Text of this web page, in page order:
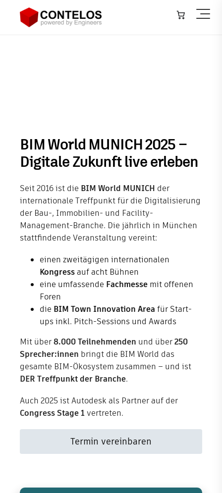
IT-Systeme
Veranstaltungen
Neuigkeiten
Shop
Unternehmen
BIM World MUNICH 2025 –
Digitale Zukunft live erleben
Seit 2016 ist die BIM World MUNICH der
internationale Treffpunkt für die Digitalisierung
der Bau-, Immobilien- und Facility-
Management-Branche. Die jährlich in München
stattfindende Veranstaltung vereint:
einen zweitägigen internationalen
Kongressauf acht Bühnen
eine umfassende Fachmesse mit offenen
Foren
die BIM Town Innovation Area für Start-
ups inkl. Pitch-Sessions und Awards
Mit über8.000 Teilnehmenden und über250
Sprecher:innen bringt die BIM World das
gesamte BIM-Ökosystem zusammen – und ist
DER Treffpunkt der Branche.
Auch 2025 ist Autodesk als Partner auf der
Congress Stage 1vertreten.
Termin vereinbaren